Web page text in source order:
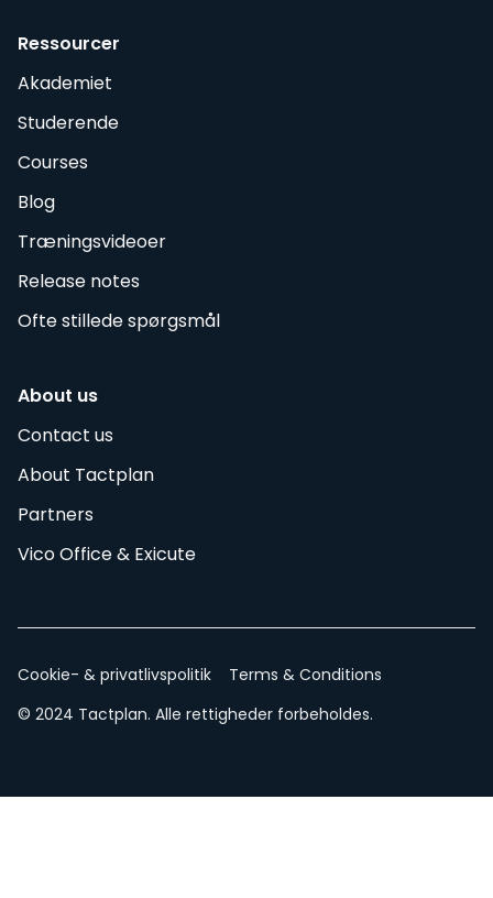
Ressourcer
Akademiet
Studerende
Courses
Blog
Træningsvideoer
Release notes
Ofte stillede spørgsmål
About us
Contact us
About Tactplan
Partners
Vico Office & Exicute
© 2024 Tactplan. Alle rettigheder forbeholdes.
Cookie- & privatlivspolitik Terms & Conditions